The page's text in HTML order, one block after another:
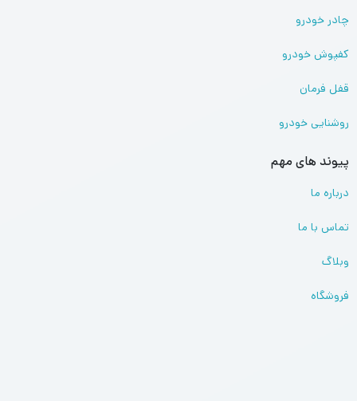
چادر خودرو
کفپوش خودرو
قفل فرمان
روشنایی خودرو
پیوند های مهم
درباره ما
تماس با ما
وبلاگ
فروشگاه